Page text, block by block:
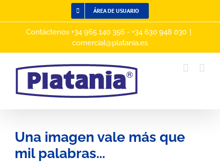
contenido
ÁREA DE USUARIO
Contáctenos +34 965 140 356 - +34 630 948 030
comercial@platania.es
Una imagen vale más que
mil palabras...